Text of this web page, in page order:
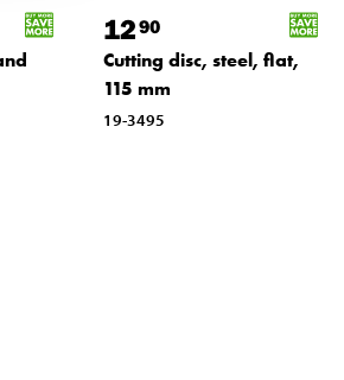
1290
Cutting disc, steel, flat,
115 mm
19-3495